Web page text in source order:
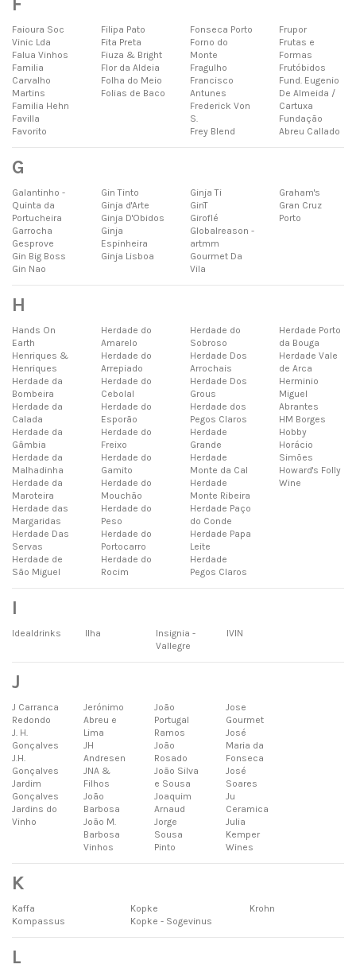
Faioura Soc
Vinic Lda
Falua Vinhos
Familia
Carvalho
Martins
Familia Hehn
Favilla
Favorito
Filipa Pato
Fita Preta
Fiuza & Bright
Flor da Aldeia
Folha do Meio
Folias de Baco
Fonseca Porto
Forno do
Monte
Fragulho
Francisco
Antunes
Frederick Von
S.
Frey Blend
Frupor
Frutas e
Formas
Frutóbidos
Fund. Eugenio
De Almeida /
Cartuxa
Fundação
Abreu Callado
G
Galantinho -
Quinta da
Portucheira
Garrocha
Gesprove
Gin Big Boss
Gin Nao
Gin Tinto
Ginja d'Arte
Ginja D'Obidos
Ginja
Espinheira
Ginja Lisboa
Ginja Ti
GinT
Giroflé
Globalreason -
artmm
Gourmet Da
Vila
Graham's
Gran Cruz
Porto
H
Hands On
Earth
Henriques &
Henriques
Herdade da
Bombeira
Herdade da
Calada
Herdade da
Gâmbia
Herdade da
Malhadinha
Herdade da
Maroteira
Herdade das
Margaridas
Herdade Das
Servas
Herdade de
São Miguel
Herdade do
Amarelo
Herdade do
Arrepiado
Herdade do
Cebolal
Herdade do
Esporão
Herdade do
Freixo
Herdade do
Gamito
Herdade do
Mouchão
Herdade do
Peso
Herdade do
Portocarro
Herdade do
Rocim
Herdade do
Sobroso
Herdade Dos
Arrochais
Herdade Dos
Grous
Herdade dos
Pegos Claros
Herdade
Grande
Herdade
Monte da Cal
Herdade
Monte Ribeira
Herdade Paço
do Conde
Herdade Papa
Leite
Herdade
Pegos Claros
Herdade Porto
da Bouga
Herdade Vale
de Arca
Herminio
Miguel
Abrantes
HM Borges
Hobby
Horácio
Simões
Howard's Folly
Wine
I
Idealdrinks Ilha
Insignia -
Vallegre
IVIN
J
J Carranca
Redondo
J. H.
Gonçalves
J.H.
Gonçalves
Jardim
Gonçalves
Jardins do
Vinho
Jerónimo
Abreu e
Lima
JH
Andresen
JNA &
Filhos
João
Barbosa
João M.
Barbosa
Vinhos
João
Portugal
Ramos
João
Rosado
João Silva
e Sousa
Joaquim
Arnaud
Jorge
Sousa
Pinto
Jose
Gourmet
José
Maria da
Fonseca
José
Soares
Ju
Ceramica
Julia
Kemper
Wines
K
Kaffa
Kompassus
Kopke
Kopke - Sogevinus
Krohn
L